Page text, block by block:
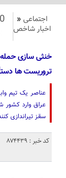
اجتماعی «
اخبار شاخص
0
خنثی سازی
تروریست ها
عناصر یک تیم
عراق وارد کشور
سقز تیراندازی
کد خبر : 874439